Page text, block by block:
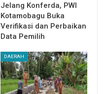
Jelang Konferda, PWI
Kotamobagu Buka
Verifikasi dan Perbaikan
Data Pemilih
DAERAH